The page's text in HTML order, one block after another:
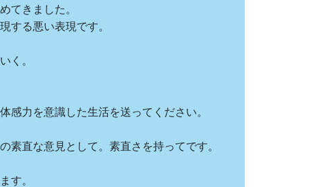
てきました。
する悪い表現です。
く。
力を意識した生活を送ってください。
直な意見として。素直さを持ってです。
す。